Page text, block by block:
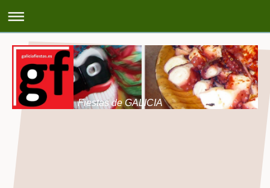
Fiestas de GALICIA